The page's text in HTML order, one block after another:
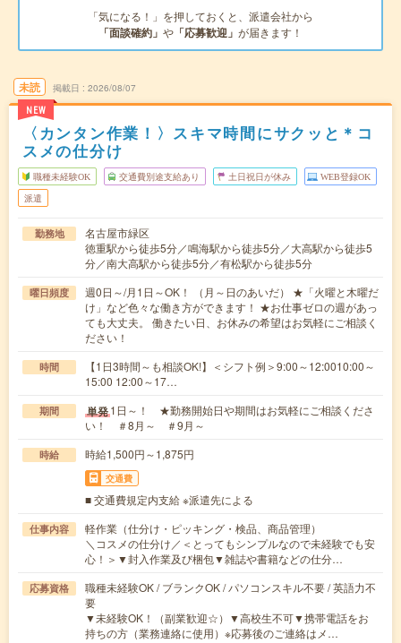
「気になる！」を押しておくと、派遣会社から
「面談確約」 や 「応募歓迎」 が届きます！
未読
NEW
掲載日 2026/08/07
〈カンタン作業！〉スキマ時間にサクッと＊コ
スメの仕分け
職種未経験OK 交通費別途支給あり 土日祝日が休み WEB登録OK
派遣
勤務地
名古屋市緑区
徳重駅から徒歩5分／鳴海駅から徒歩5分／大高駅から徒歩5
分／南大高駅から徒歩5分／有松駅から徒歩5分
曜日頻度
週0日～/月1日～OK！ （月～日のあいだ） ★「火曜と木曜だ
け」など色々な働き方ができます！ ★お仕事ゼロの週があっ
ても大丈夫。 働きたい日、お休みの希望はお気軽にご相談く
ださい！
時間
【1日3時間～も相談OK!】＜シフト例＞9:00～12:0010:00～
15:00 12:00～17…
期間 単発1日～！ ★勤務開始日や期間はお気軽にご相談くださ
い！ ＃8月～ ＃9月～
時給 時給1,500円～1,875円
交通費
■ 交通費規定内支給 ※派遣先による
仕事内容
軽作業（仕分け・ピッキング・検品、商品管理）
＼コスメの仕分け／＜とってもシンプルなので未経験でも安
心！＞▼封入作業及び梱包▼雑誌や書籍などの仕分…
応募資格
職種未経験OK / ブランクOK / パソコンスキル不要 / 英語力不
要
▼未経験OK！（副業歓迎☆）▼高校生不可▼携帯電話をお
持ちの方（業務連絡に使用）※応募後のご連絡はメ…